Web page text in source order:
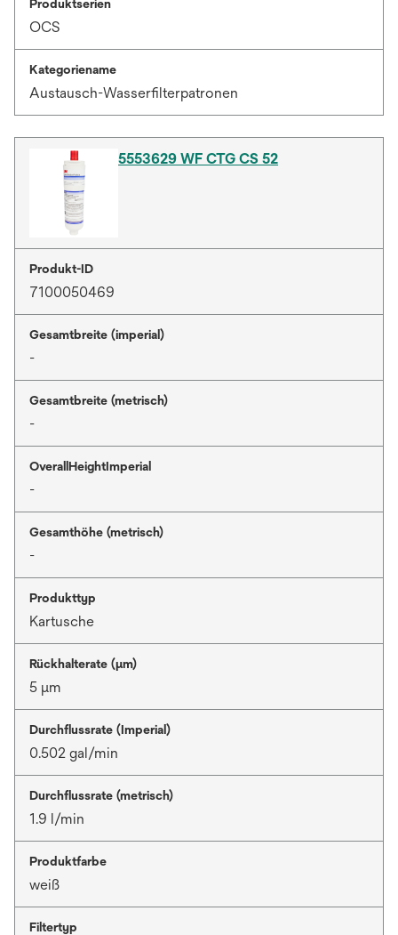
Produktserien
OCS
Kategoriename
Austausch-Wasserfilterpatronen
5553629 WF CTG CS 52
Produkt-ID
7100050469
Gesamtbreite (imperial)
-
Gesamtbreite (metrisch)
-
OverallHeightImperial
-
Gesamthöhe (metrisch)
-
Produkttyp
Kartusche
Rückhalterate (µm)
5 μm
Durchflussrate (Imperial)
0.502 gal/min
Durchflussrate (metrisch)
1.9 l/min
Produktfarbe
weiß
Filtertyp